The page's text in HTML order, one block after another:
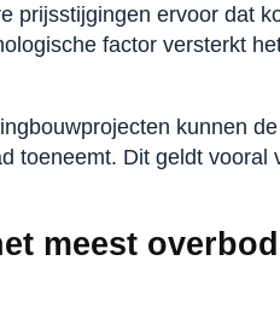
prijsstijgingen ervoor dat
factor versterkt
kunnen
toeneemt. Dit geldt vooral
meest